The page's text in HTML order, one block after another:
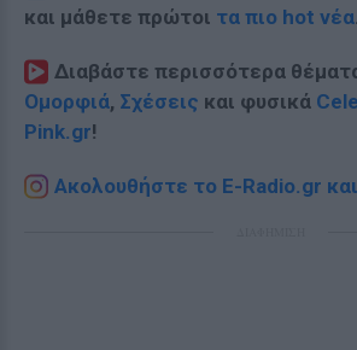
και μάθετε πρώτοι τα πιο hot νέα.
Διαβάστε περισσότερα
Ομορφιά, Σχέσεις και φυσικά
Pink.gr!
Ακολουθήστε το E-Radio.gr